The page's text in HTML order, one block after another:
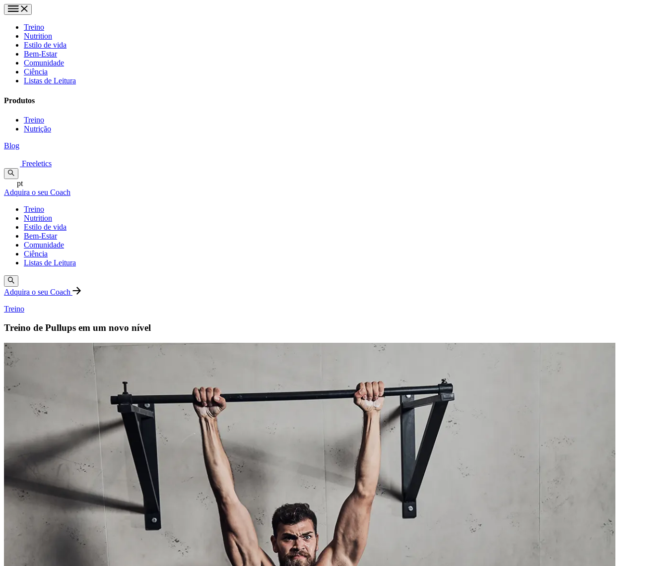
Treino
Nutrition
Estilo de vida
Bem-Estar
Comunidade
Ciência
Listas de Leitura
Produtos
Treino
Nutrição
Blog
Freeletics
pt
Adquira o seu Coach
Treino
Nutrition
Estilo de vida
Bem-Estar
Comunidade
Ciência
Listas de Leitura
Adquira o seu Coach
Treino
Treino de Pullups em um novo nível